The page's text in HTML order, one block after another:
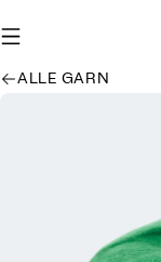
ALLE GARN